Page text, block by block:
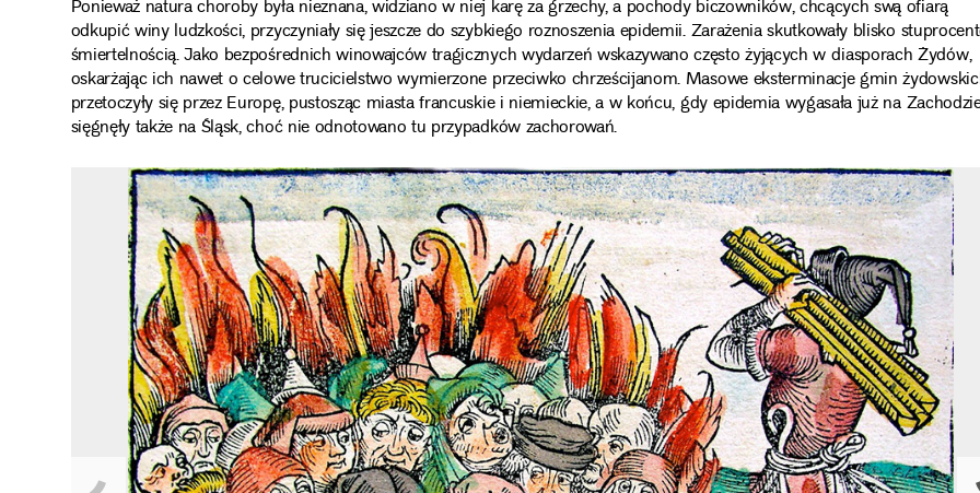
Ponieważ natura choroby była nieznana, widziano w niej karę za grzechy, a pochody biczowników, chcących swą ofiarą
odkupić winy ludzkości, przyczyniały się jeszcze do szybkiego roznoszenia epidemii. Zarażenia skutkowały blisko
śmiertelnością. Jako bezpośrednich winowajców tragicznych wydarzeń wskazywano często żyjących w diasporach Żydów,
oskarżając ich nawet o celowe trucicielstwo wymierzone przeciwko chrześcijanom. Masowe eksterminacje gmin
przetoczyły się przez Europę, pustosząc miasta francuskie i niemieckie, a w końcu, gdy epidemia wygasała już na
sięgnęły także na Śląsk, choć nie odnotowano tu przypadków zachorowań.